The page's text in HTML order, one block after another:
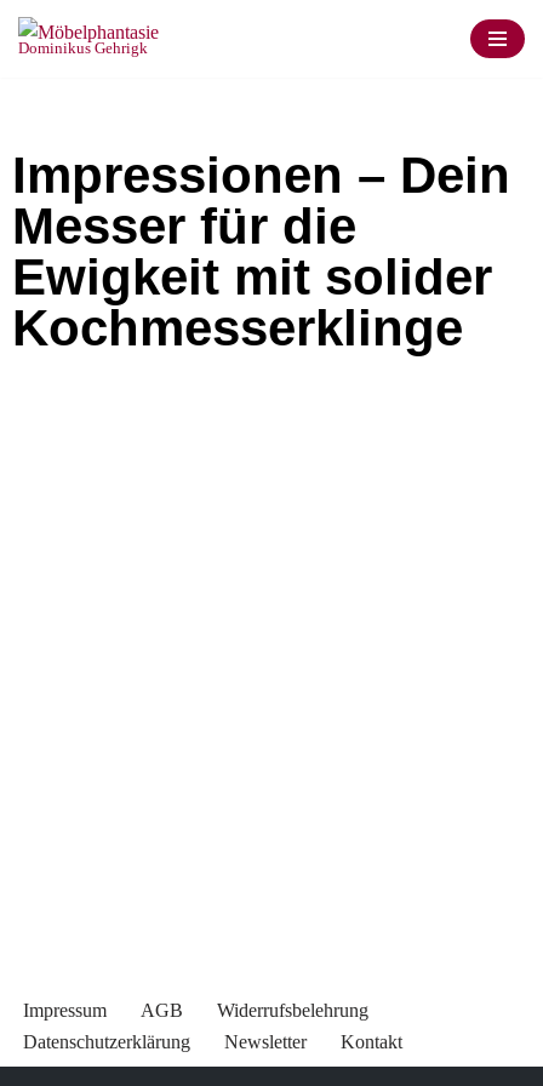
Dominikus Gehrigk
Impressionen – Dein
Messer für die
Ewigkeit mit solider
Kochmesserklinge
Impressum AGB
Widerrufsbelehrung
Datenschutzerklärung
Newsletter Kontakt